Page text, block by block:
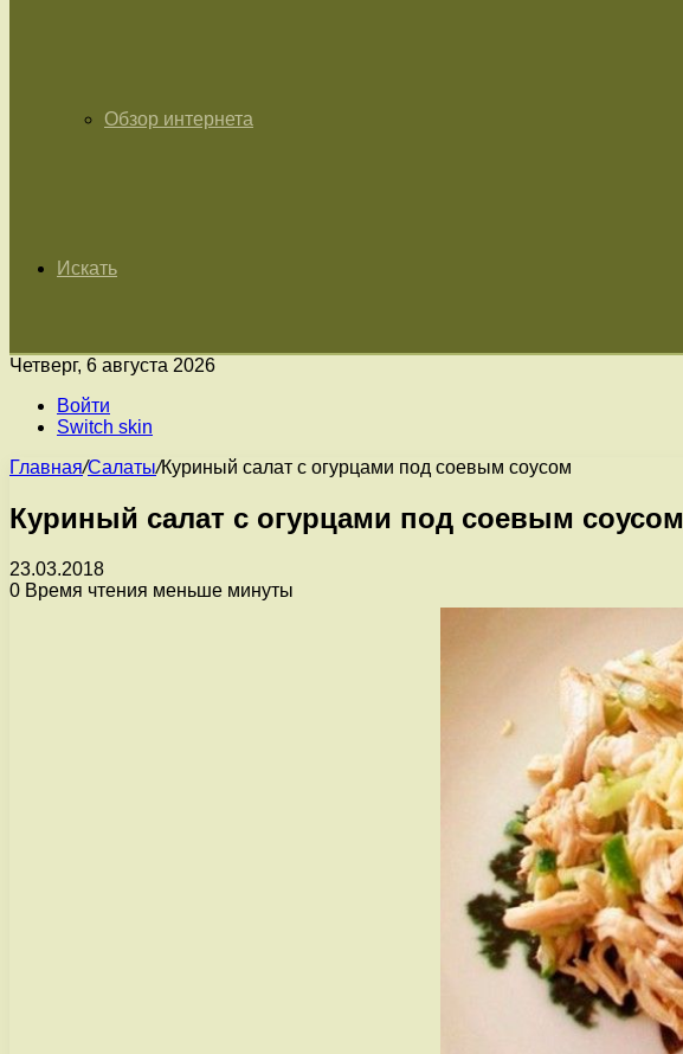
Обзор интернета
Искать
Четверг, 6 августа 2026
Войти
Switch skin
Главная/Салаты/Куриный салат с огурцами под соевым соусом
Куриный салат с огурцами под соевым соусом
23.03.2018
0 Время чтения меньше минуты